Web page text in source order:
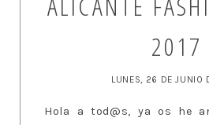
2017
LUNES, 26 DE JUNIO
Hola a tod@s, ya os he